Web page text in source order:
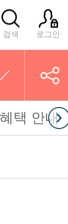
검색 로그인
택 안내